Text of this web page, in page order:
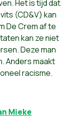
Het is tijd dat
(CD&V) kan
De Crem af te
kan ze niet
Deze man
Anders maakt
racisme.
Mieke